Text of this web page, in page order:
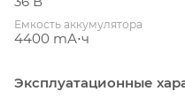
Емкость аккумулятора
4400 mА⋅ч
Эксплуатационные